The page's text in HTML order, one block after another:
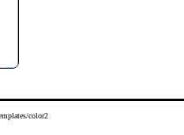
color2